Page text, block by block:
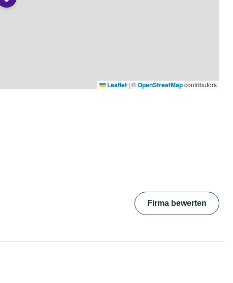
Leaflet | ©OpenStreetMapcontributors
Firma bewerten